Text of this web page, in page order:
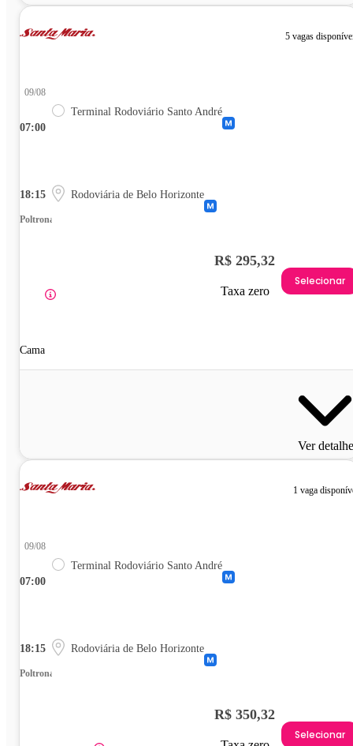
5 vagas
07:00
09/08
Terminal Rodoviário Santo André
18:15 Rodoviária de Belo Horizonte
Poltrona
Cama
R$ 295,32
Taxa zero
Selecionar
Ver
1 vaga
07:00
09/08
Terminal Rodoviário Santo André
18:15 Rodoviária de Belo Horizonte
Poltrona
R$ 350,32
Selecionar